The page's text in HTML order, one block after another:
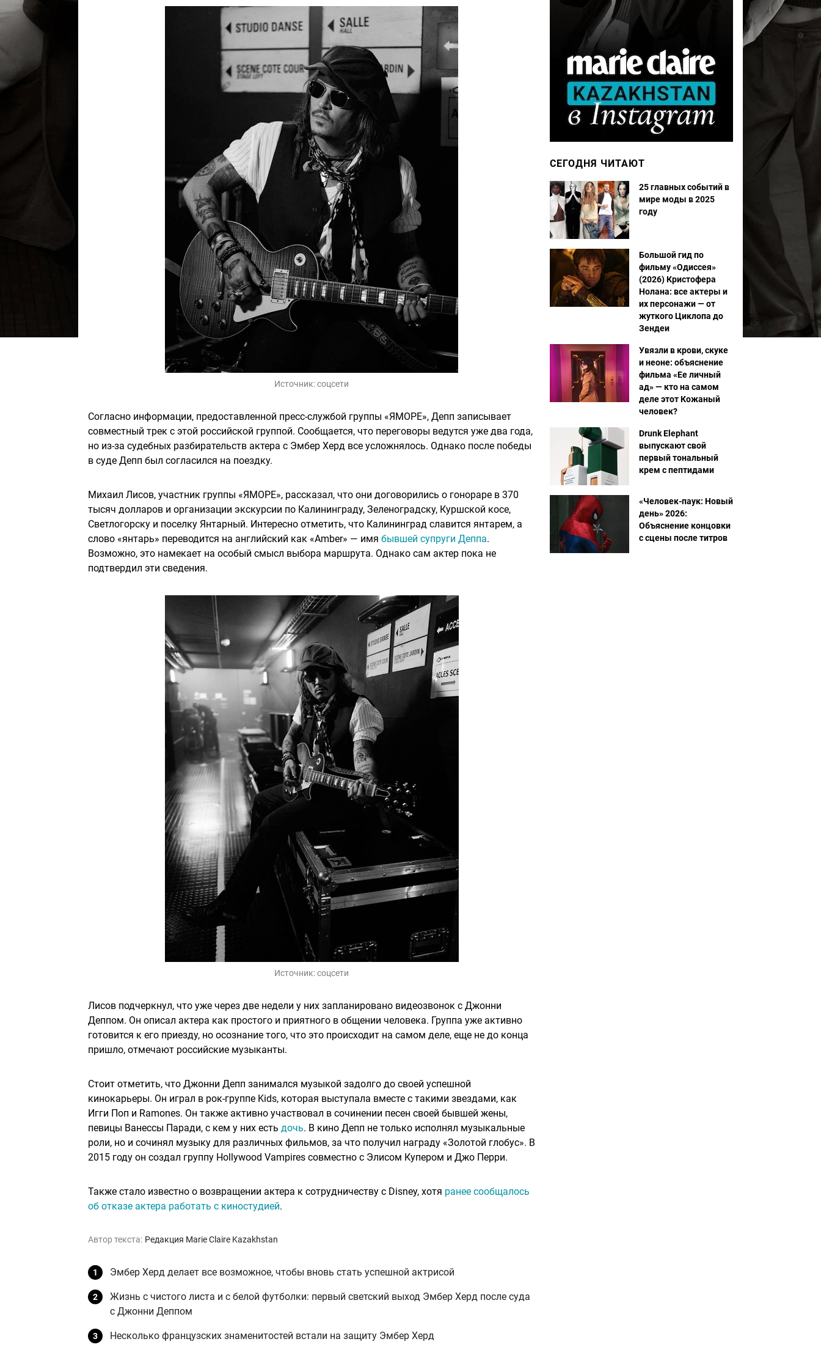
Источник:соцсети
Согласно информации, предоставленной пресс-службой группы «ЯМОРЕ», Депп записывает
совместный трек с этой российской группой. Сообщается, что переговоры ведутся уже два года,
но из-за судебных разбирательств актера с Эмбер Херд все усложнялось. Однако после победы
в суде Депп был согласился на поездку.
Михаил Лисов, участник группы «ЯМОРЕ», рассказал, что они договорились о гонораре в 370
тысяч долларов и организации экскурсии по Калининграду, Зеленоградску, Куршской косе,
Светлогорску и поселку Янтарный. Интересно отметить, что Калининград славится янтарем, а
слово «янтарь» переводится на английский как «Amber» — имя бывшей супруги Деппа.
Возможно, это намекает на особый смысл выбора маршрута. Однако сам актер пока не
подтвердил эти сведения.
Источник:соцсети
Лисов подчеркнул, что уже через две недели у них запланировано видеозвонок с Джонни
Деппом. Он описал актера как простого и приятного в общении человека. Группа уже активно
готовится к его приезду, но осознание того, что это происходит на самом деле, еще не до конца
пришло, отмечают российские музыканты.
Стоит отметить, что Джонни Депп занимался музыкой задолго до своей успешной
кинокарьеры. Он играл в рок-группе Kids, которая выступала вместе с такими звездами, как
Игги Поп и Ramones. Он также активно участвовал в сочинении песен своей бывшей жены,
певицы Ванессы Паради, с кем у них есть дочь. В кино Депп не только исполнял музыкальные
роли, но и сочинял музыку для различных фильмов, за что получил награду «Золотой глобус». В
2015 году он создал группу Hollywood Vampires совместно с Элисом Купером и Джо Перри.
Также стало известно о возвращении актера к сотрудничеству с Disney, хотя ранее сообщалось
об отказе актера работать с киностудией.
Автор текста: Редакция Marie Claire Kazakhstan
Эмбер Херд делает все возможное, чтобы вновь стать успешной актрисой
Жизнь с чистого листа и с белой футболки: первый светский выход Эмбер Херд после суда
с Джонни Деппом
Несколько французских знаменитостей встали на защиту Эмбер Херд
СЕГОДНЯ ЧИТАЮТ
25 главных событий в
мире моды в 2025
году
Большой гид по
фильму «Одиссея»
(2026) Кристофера
Нолана: все актеры и
их персонажи — от
жуткого Циклопа до
Зендеи
Увязли в крови, скуке
и неоне: объяснение
фильма «Ее личный
ад» — кто на самом
деле этот Кожаный
человек?
Drunk Elephant
выпускают свой
первый тональный
крем с пептидами
«Человек-паук: Новый
день» 2026:
Объяснение концовки
с сцены после титров